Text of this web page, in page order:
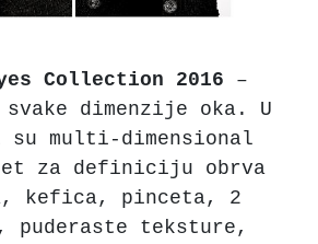
Collection 2016 –
dimenzije oka. U
multi-dimensional
za definiciju obrva
kefica, pinceta, 2
puderaste teksture,